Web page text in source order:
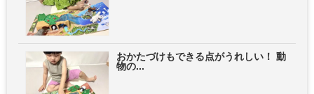
おかたづけもできる点がうれしい！ 動
物の...